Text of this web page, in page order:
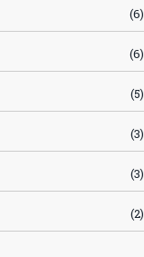
(6)
(6)
(5)
(3)
(3)
(2)